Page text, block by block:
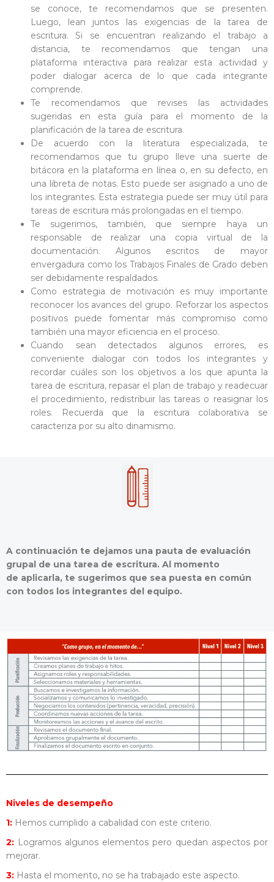
se conoce, te recomendamos que se presenten.
Luego, lean juntos las exigencias de la tarea de
escritura. Si se encuentran realizando el trabajo a
distancia, te recomendamos que tengan una
plataforma interactiva para realizar esta actividad y
poder dialogar acerca de lo que cada integrante
comprende.
Te recomendamos que revises las actividades
sugeridas en esta guía para el momento de la
planificación de la tarea de escritura.
De acuerdo con la literatura especializada, te
recomendamos que tu grupo lleve una suerte de
bitácora en la plataforma en línea o, en su defecto, en
una libreta de notas. Esto puede ser asignado a uno de
los integrantes. Esta estrategia puede ser muy útil para
tareas de escritura más prolongadas en el tiempo.
Te sugerimos, también, que siempre haya un
responsable de realizar una copia virtual de la
documentación. Algunos escritos de mayor
envergadura como los Trabajos Finales de Grado deben
ser debidamente respaldados.
Como estrategia de motivación es muy importante
reconocer los avances del grupo. Reforzar los aspectos
positivos puede fomentar más compromiso como
también una mayor eficiencia en el proceso.
Cuando sean detectados algunos errores, es
conveniente dialogar con todos los integrantes y
recordar cuáles son los objetivos a los que apunta la
tarea de escritura, repasar el plan de trabajo y readecuar
el procedimiento, redistribuir las tareas o reasignar los
roles. Recuerda que la escritura colaborativa se
caracteriza por su alto dinamismo.
A continuación te dejamos una pauta de evaluación
grupal de una tarea de escritura. Al momento
de aplicarla, te sugerimos que sea puesta en común
con todos los integrantes del equipo.
Niveles de desempeño
1: Hemos cumplido a cabalidad con este criterio.
2: Logramos algunos elementos pero quedan aspectos por
mejorar.
3: Hasta el momento, no se ha trabajado este aspecto.